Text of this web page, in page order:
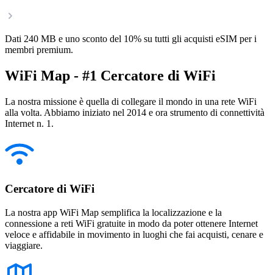
Dati 240 MB e uno sconto del 10% su tutti gli acquisti eSIM per i
membri premium.
WiFi Map - #1 Cercatore di WiFi
La nostra missione è quella di collegare il mondo in una rete WiFi
alla volta. Abbiamo iniziato nel 2014 e ora strumento di connettività
Internet n. 1.
Cercatore di WiFi
La nostra app WiFi Map semplifica la localizzazione e la
connessione a reti WiFi gratuite in modo da poter ottenere Internet
veloce e affidabile in movimento in luoghi che fai acquisti, cenare e
viaggiare.